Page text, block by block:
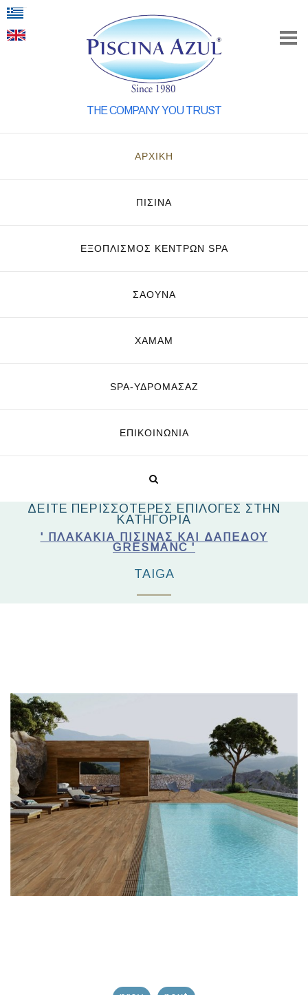
THE COMPANY YOU TRUST
ΑΡΧΙΚΗ
ΠΙΣΙΝΑ
ΕΞΟΠΛΙΣΜΌΣ ΚΈΝΤΡΩΝ SPA
ΣΑΟΥΝΑ
ΧΑΜΑΜ
SPA-ΥΔΡΟΜΑΣΆΖ
ΕΠΙΚΟΙΝΩΝΊΑ
ΔΕΙΤΕ ΠΕΡΙΣΣΟΤΕΡΕΣ ΕΠΙΛΟΓΕΣ ΣΤΗΝ
ΚΑΤΗΓΟΡΙΑ
' ΠΛΑΚΆΚΙΑ ΠΙΣΊΝΑΣ ΚΑΙ ΔΑΠΈΔΟΥ
GRESMANC '
TAIGA